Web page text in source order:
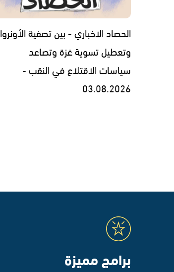
الحصاد الاخباري - بين تصفية الأونروا
وتعطيل تسوية غزة وتصاعد
سياسات الاقتلاع في النقب -
03.08.2026
برامج مميزة